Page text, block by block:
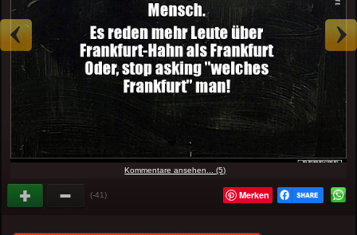
Kommentare ansehen... (5)
(-41) Merken